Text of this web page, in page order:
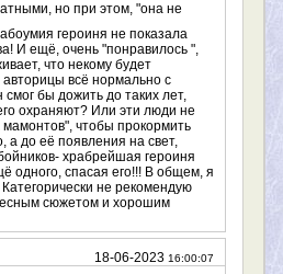
но при этом, "она не
героиня не показала
И ещё, очень "понравилось ",
что некому будет
авторицы всё нормально с
бы дожить до таких лет,
охраняют? Или эти люди не
мамонтов", чтобы прокормить
а до её появления на свет,
храбрейшая героиня
одного, спасая его!!! В общем, я
не рекомендую
сюжетом и хорошим
18-06-2023 16:00:07